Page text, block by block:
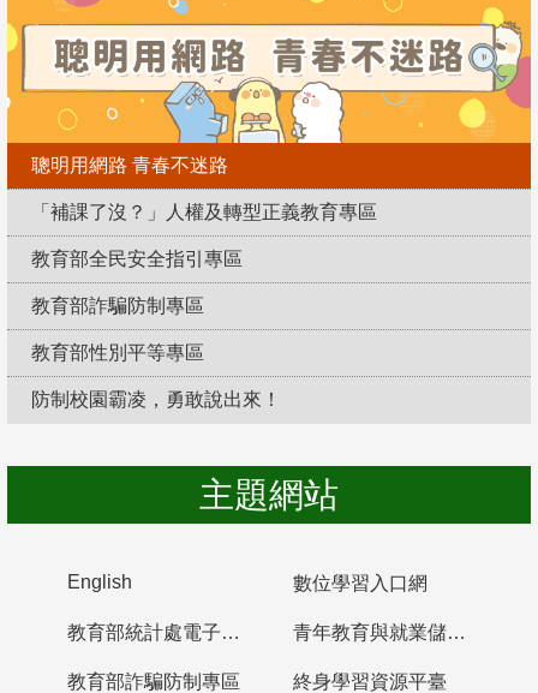
聰明用網路 青春不迷路
「補課了沒？」人權及轉型正義教育專區
教育部全民安全指引專區
教育部詐騙防制專區
教育部性別平等專區
防制校園霸凌，勇敢說出來！
主題網站
English 數位學習入口網
教育部統計處電子書櫃 青年教育與就業儲蓄帳戶
教育部詐騙防制專區 終身學習資源平臺